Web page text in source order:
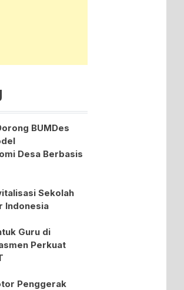
BUMDes
Desa Berbasis
Sekolah
Indonesia
Guru di
Perkuat
Penggerak